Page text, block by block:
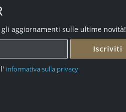
aggiornamenti sulle ultime novità!
Iscriviti
informativa sulla privacy